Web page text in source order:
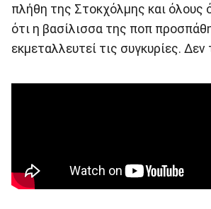
πλήθη της Στοκχόλμης και όλους
ότι η βασίλισσα της ποπ
εκμεταλλευτεί τις συγκυρίες. Δεν